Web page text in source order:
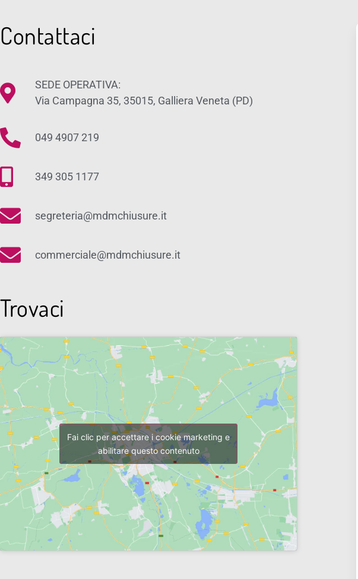
Contattaci
SEDE OPERATIVA:
Via Campagna 35, 35015, Galliera Veneta (PD)
049 4907 219
349 305 1177
segreteria@mdmchiusure.it
commerciale@mdmchiusure.it
Trovaci
Fai clic per accettare i cookie marketing e
abilitare questo contenuto